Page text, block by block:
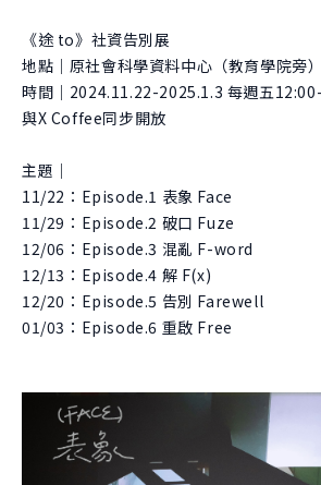
《途 to》社資告別展
地點｜原社會科學資料中心（教育學院旁）
時間｜2024.11.22-2025.1.3 每週五
與X Coffee同步開放
主題｜
11/22：Episode.1 表象 Face
11/29：Episode.2 破口 Fuze
12/06：Episode.3 混亂 F-word
12/13：Episode.4 解 F(x)
12/20：Episode.5 告別 Farewell
01/03：Episode.6 重啟 Free